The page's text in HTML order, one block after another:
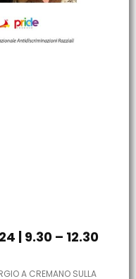
| 9.30 – 12.30
A CREMANO SULLA